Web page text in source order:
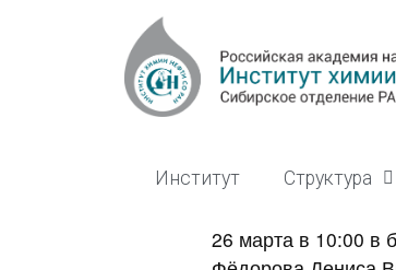
Институт Структура
26 марта в 10:00 в